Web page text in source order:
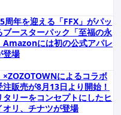
周年を迎える「FFX」がパッ
ブースターパック「至福の永
Amazonには初の公式アパレ
登場
×ZOZOTOWNによるコラボ
販売が8月13日より開始！
タリーをコンセプトにしたヒ
オリ、チナツが登場